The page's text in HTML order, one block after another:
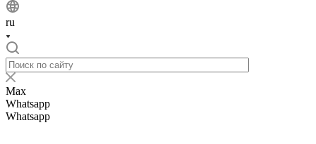
ru
Max
Whatsapp
Whatsapp